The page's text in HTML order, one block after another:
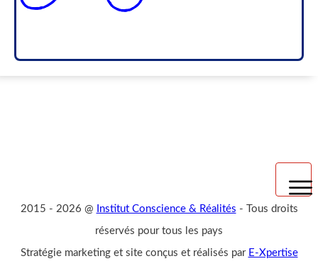
Mentions légales
Politique de confidentialité
2015 - 2026 @ Institut Conscience & Réalités - Tous droits
réservés pour tous les pays
Stratégie marketing et site conçus et réalisés par E-Xpertise